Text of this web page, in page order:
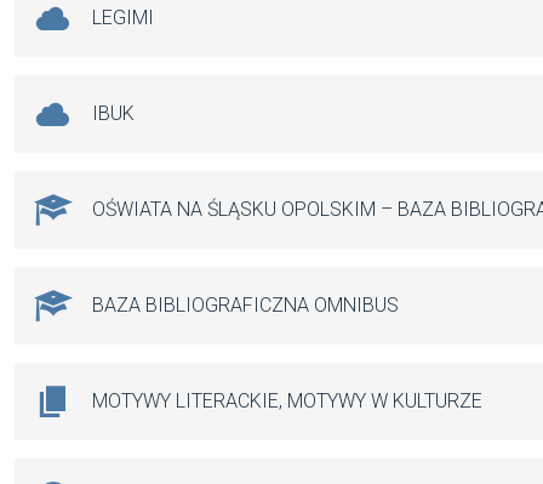
LEGIMI
IBUK
OŚWIATA NA ŚLĄSKU OPOLSKIM – BAZA
BAZA BIBLIOGRAFICZNA OMNIBUS
MOTYWY LITERACKIE, MOTYWY W KULTURZE